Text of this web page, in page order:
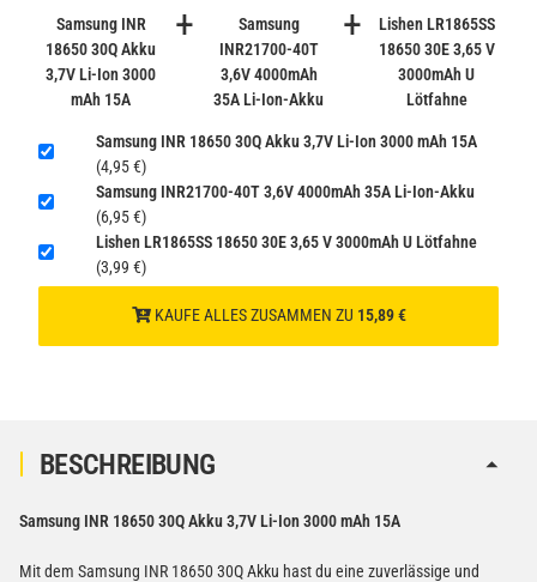
gem. SV188 ADR)
Verbatim Cool'n'Go AirJet Handventilator 4000mAh
22,95 €
inkl. 19% USt. zzgl.
(Gefahrgut UN3480 Versand
gem. SV188 ADR)
1
Samsung INR
18650 30Q Akku
3,7V Li-Ion 3000
mAh 15A
+
Samsung
INR21700-40T
3,6V 4000mAh
35A Li-Ion-Akku
+
Lishen LR1865SS
18650 30E 3,65 V
3000mAh U
Lötfahne
Samsung INR 18650 30Q Akku 3,7V Li-Ion 3000 mAh 15A
(4,95 €)
Samsung INR21700-40T 3,6V 4000mAh 35A Li-Ion-Akku
(6,95 €)
Lishen LR1865SS 18650 30E 3,65 V 3000mAh U Lötfahne
(3,99 €)
KAUFE ALLES ZUSAMMEN ZU 15,89 €
BESCHREIBUNG
Samsung INR 18650 30Q Akku 3,7V Li-Ion 3000 mAh 15A
Mit dem Samsung INR 18650 30Q Akku hast du eine zuverlässige und